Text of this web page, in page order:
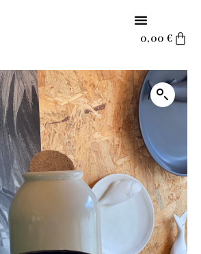
0,00 €